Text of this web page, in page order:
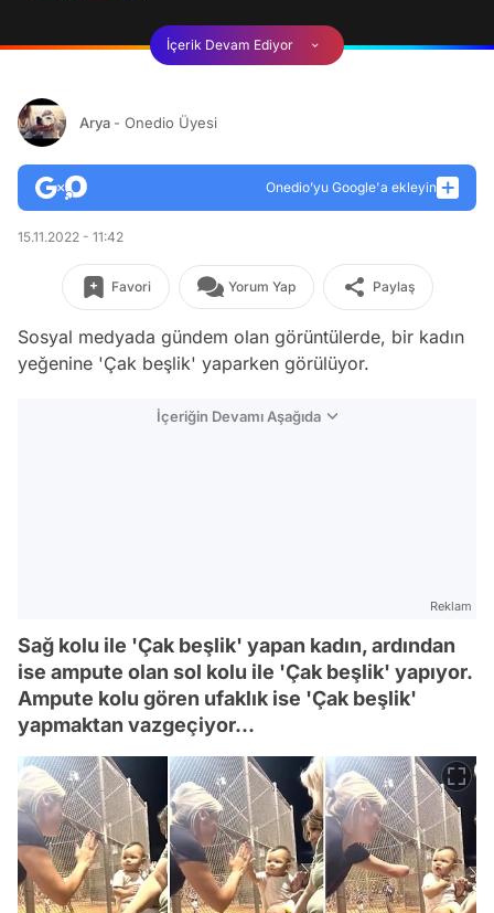
İçerik Devam Ediyor
Arya - Onedio Üyesi
Onedio’yu Google'a ekleyin
15.11.2022 - 11:42
Favori Yorum Yap Paylaş
Sosyal medyada gündem olan görüntülerde, bir kadın
yeğenine 'Çak beşlik' yaparken görülüyor.
İçeriğin Devamı Aşağıda
Reklam
Sağ kolu ile 'Çak beşlik' yapan kadın, ardından
ise ampute olan sol kolu ile 'Çak beşlik' yapıyor.
Ampute kolu gören ufaklık ise 'Çak beşlik'
yapmaktan vazgeçiyor...